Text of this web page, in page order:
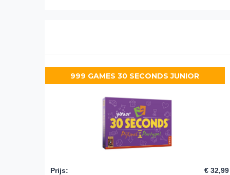
999 GAMES 30 SECONDS JUNIOR
Prijs: € 32,99